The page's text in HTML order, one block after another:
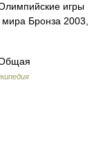
игры
Бронза 2003,